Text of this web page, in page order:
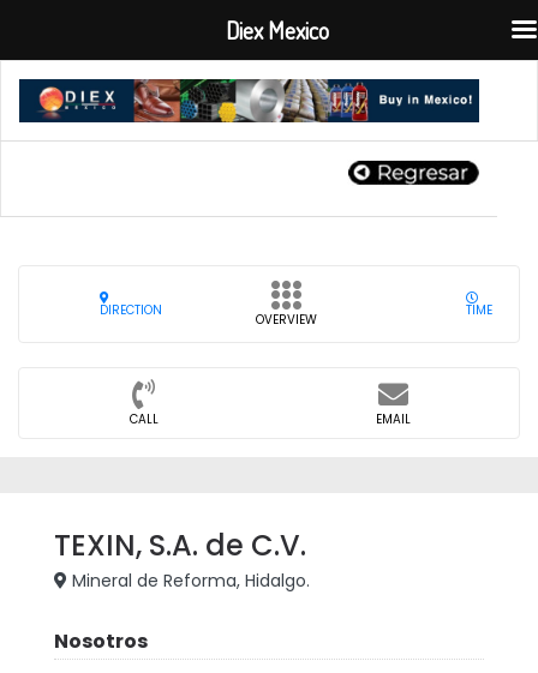
DIRECTION
OVERVIEW
TIME
CALL EMAIL
TEXIN, S.A. de C.V.
Mineral de Reforma, Hidalgo.
Nosotros
Diex Mexico